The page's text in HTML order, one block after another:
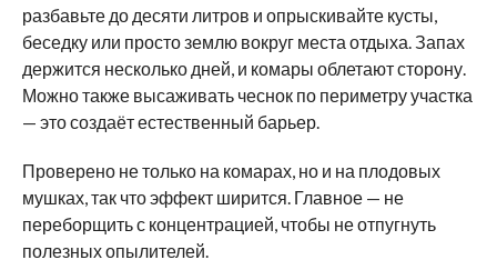
разбавьте до десяти литров и опрыскивайте кусты,
беседку или просто землю вокруг места отдыха. Запах
держится несколько дней, и комары облетают сторону.
Можно также высаживать чеснок по периметру участка
— это создаёт естественный барьер.
Проверено не только на комарах, но и на плодовых
мушках, так что эффект ширится. Главное — не
переборщить с концентрацией, чтобы не отпугнуть
полезных опылителей.